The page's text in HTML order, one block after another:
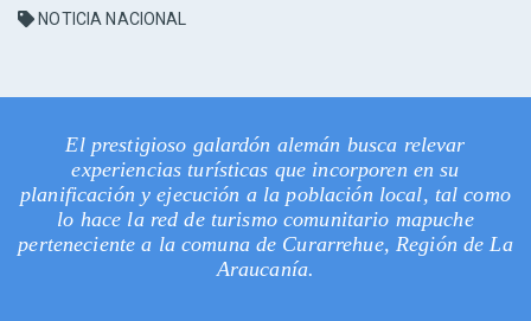
NOTICIA NACIONAL
El prestigioso galardón alemán busca relevar
experiencias turísticas que incorporen en su
planificación y ejecución a la población local, tal como
lo hace la red de turismo comunitario mapuche
perteneciente a la comuna de Curarrehue, Región de La
Araucanía.